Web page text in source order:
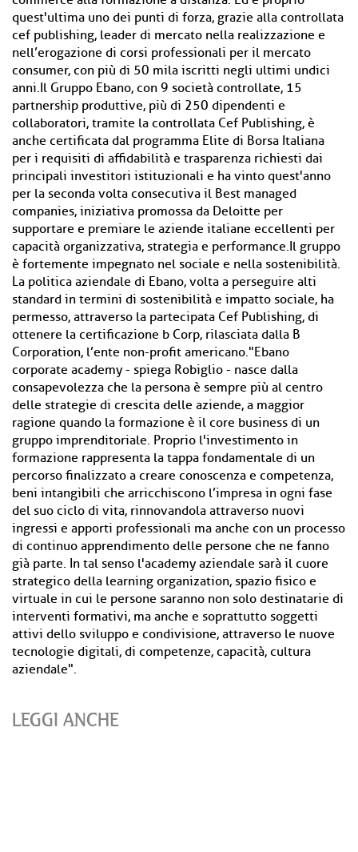
quest'ultima uno dei punti di forza, grazie alla controllata
cef publishing, leader di mercato nella realizzazione e
nell’erogazione di corsi professionali per il mercato
consumer, con più di 50 mila iscritti negli ultimi undici
anni.Il Gruppo Ebano, con 9 società controllate, 15
partnership produttive, più di 250 dipendenti e
collaboratori, tramite la controllata Cef Publishing, è
anche certificata dal programma Elite di Borsa Italiana
per i requisiti di affidabilità e trasparenza richiesti dai
principali investitori istituzionali e ha vinto quest'anno
per la seconda volta consecutiva il Best managed
companies, iniziativa promossa da Deloitte per
supportare e premiare le aziende italiane eccellenti per
capacità organizzativa, strategia e performance.Il gruppo
è fortemente impegnato nel sociale e nella sostenibilità.
La politica aziendale di Ebano, volta a perseguire alti
standard in termini di sostenibilità e impatto sociale, ha
permesso, attraverso la partecipata Cef Publishing, di
ottenere la certificazione b Corp, rilasciata dalla B
Corporation, l’ente non-profit americano."Ebano
corporate academy - spiega Robiglio - nasce dalla
consapevolezza che la persona è sempre più al centro
delle strategie di crescita delle aziende, a maggior
ragione quando la formazione è il core business di un
gruppo imprenditoriale. Proprio l'investimento in
formazione rappresenta la tappa fondamentale di un
percorso finalizzato a creare conoscenza e competenza,
beni intangibili che arricchiscono l’impresa in ogni fase
del suo ciclo di vita, rinnovandola attraverso nuovi
ingressi e apporti professionali ma anche con un processo
di continuo apprendimento delle persone che ne fanno
già parte. In tal senso l'academy aziendale sarà il cuore
strategico della learning organization, spazio fisico e
virtuale in cui le persone saranno non solo destinatarie di
interventi formativi, ma anche e soprattutto soggetti
attivi dello sviluppo e condivisione, attraverso le nuove
tecnologie digitali, di competenze, capacità, cultura
aziendale".
LEGGI ANCHE